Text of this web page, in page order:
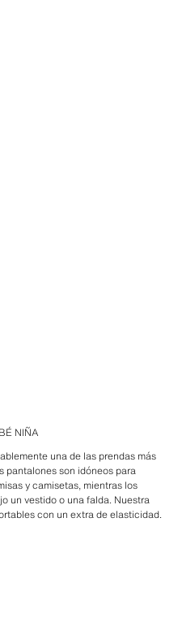
NIÑA
una de las prendas más
pantalones son idóneos para
y camisetas, mientras los
un vestido o una falda. Nuestra
con un extra de elasticidad.